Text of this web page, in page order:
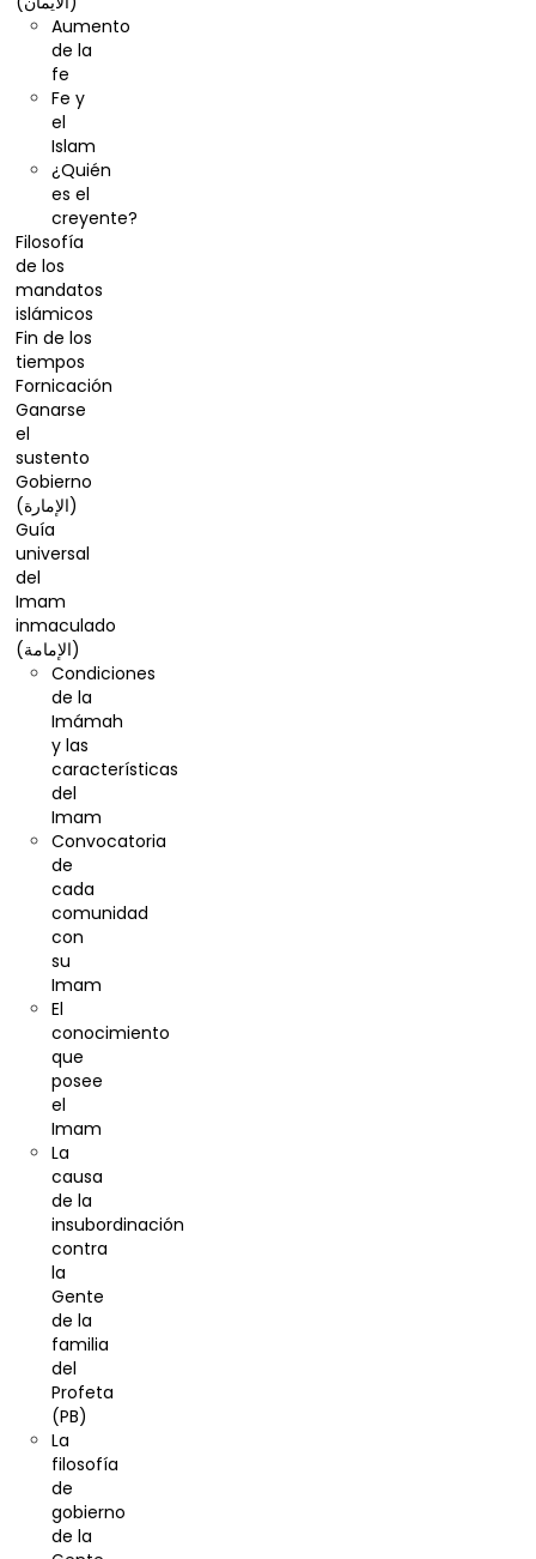
Aumento
de la
fe
Fe y
el
Islam
¿Quién
es el
creyente?
Filosofía
de los
mandatos
islámicos
Fin de los
tiempos
Fornicación
Ganarse
el
sustento
Gobierno
(الإمارة)
Guía
universal
del
Imam
inmaculado
(الإمامة)
Condiciones
de la
Imámah
y las
características
del
Imam
Convocatoria
de
cada
comunidad
con
su
Imam
El
conocimiento
que
posee
el
Imam
La
causa
de la
insubordinación
contra
la
Gente
de la
familia
del
Profeta
(PB)
La
filosofía
de
gobierno
de la